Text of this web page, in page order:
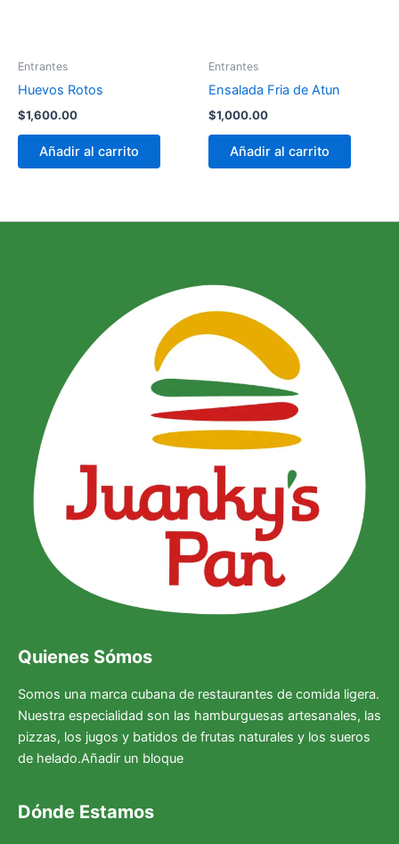
Entrantes
Huevos Rotos
$1,600.00
Añadir al carrito
Entrantes
Ensalada Fria de Atun
$1,000.00
Añadir al carrito
Quienes Sómos
Somos una marca cubana de restaurantes de comida ligera.
Nuestra especialidad son las hamburguesas artesanales, las
pizzas, los jugos y batidos de frutas naturales y los sueros
de helado.Añadir un bloque
Dónde Estamos